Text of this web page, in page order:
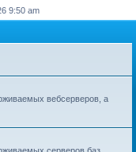
к
9:50 am
вебсерверов, а